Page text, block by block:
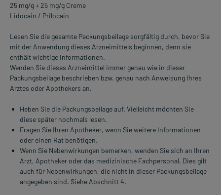
25 mg/g + 25 mg/g Creme
Lidocain / Prilocain
Lesen Sie die gesamte Packungsbeilage sorgfältig durch, bevor Sie
mit der Anwendung dieses Arzneimittels beginnen, denn sie
enthält wichtige Informationen.
Wenden Sie dieses Arzneimittel immer genau wie in dieser
Packungsbeilage beschrieben bzw. genau nach Anweisung Ihres
Arztes oder Apothekers an.
Heben Sie die Packungsbeilage auf. Vielleicht möchten Sie
diese später nochmals lesen.
Fragen Sie Ihren Apotheker, wenn Sie weitere Informationen
oder einen Rat benötigen.
Wenn Sie Nebenwirkungen bemerken, wenden Sie sich an Ihren
Arzt, Apotheker oder das medizinische Fachpersonal. Dies gilt
auch für Nebenwirkungen, die nicht in dieser Packungsbeilage
angegeben sind. Siehe Abschnitt 4.